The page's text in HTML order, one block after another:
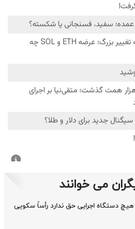
می خوانند
دستگاه اجرایی حق ندارد رأساً سکویی